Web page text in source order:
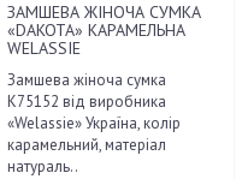
ЗАМШЕВА ЖІНОЧА СУМКА
«DAKOTA» КАРАМЕЛЬНА
WELASSIE
Замшева жіноча сумка
К75152 від виробника
«Welassie» Україна, колір
карамельний, матеріал
натураль..